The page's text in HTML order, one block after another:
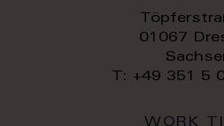
01067
T: +49 351 5
WORK